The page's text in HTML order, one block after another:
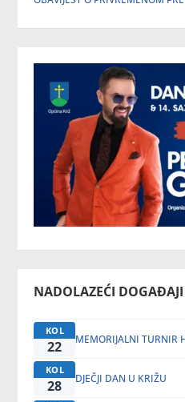
NADOLAZEĆI DOGAĐAJI
KOL
22 MEMORIJALNI TURNIR
KOL
28 DJEČJI DAN U KRIŽU